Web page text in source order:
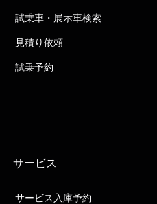
試乗車・展示車検索
見積り依頼
試乗予約
サービス
サービス入庫予約